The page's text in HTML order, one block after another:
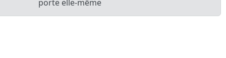
porte elle-même